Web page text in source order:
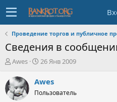
Проведение торгов и публичное
Сведения в
А
т
о
р
Awes
Д
т
н
26 Янв 2009
Awes
Пользователь